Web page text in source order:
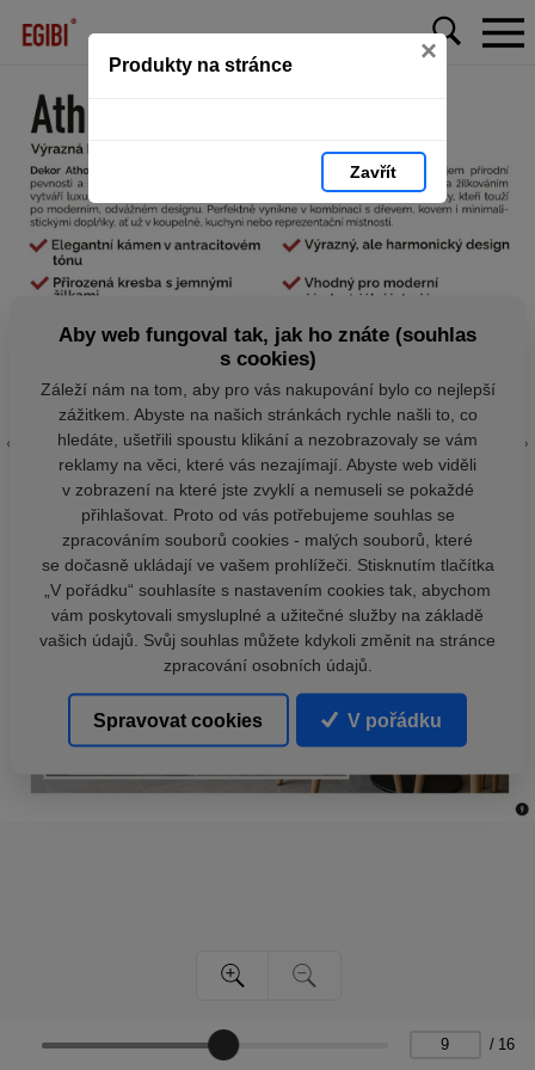
Produkty na stránce ×
Zavřít
/ 16
Aby web fungoval tak, jak ho znáte (souhlas
s cookies)
Záleží nám na tom, aby pro vás nakupování bylo co nejlepší
zážitkem. Abyste na našich stránkách rychle našli to, co
hledáte, ušetřili spoustu klikání a nezobrazovaly se vám
reklamy na věci, které vás nezajímají. Abyste web viděli
v zobrazení na které jste zvyklí a nemuseli se pokaždé
přihlašovat. Proto od vás potřebujeme souhlas se
zpracováním souborů cookies - malých souborů, které
se dočasně ukládají ve vašem prohlížeči. Stisknutím tlačítka
„V pořádku“ souhlasíte s nastavením cookies tak, abychom
vám poskytovali smysluplné a užitečné služby na základě
vašich údajů. Svůj souhlas můžete kdykoli změnit na stránce
zpracování osobních údajů.
Spravovat cookies V pořádku